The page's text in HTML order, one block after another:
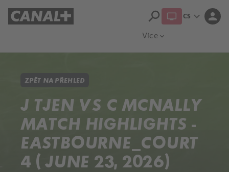
Více expand_more
search CS expand_more person
ZPĚT NA PŘEHLED
J TJEN VS C MCNALLY
MATCH HIGHLIGHTS -
EASTBOURNE_COURT
4 ( JUNE 23, 2026)